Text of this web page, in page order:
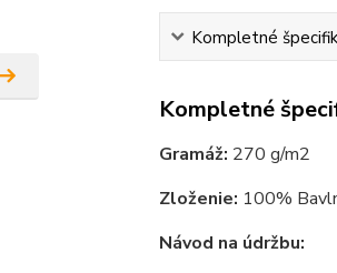
Kompletné
Kompletné
Gramáž: 270 g/m2
Zloženie: 100%
Návod na údržbu: